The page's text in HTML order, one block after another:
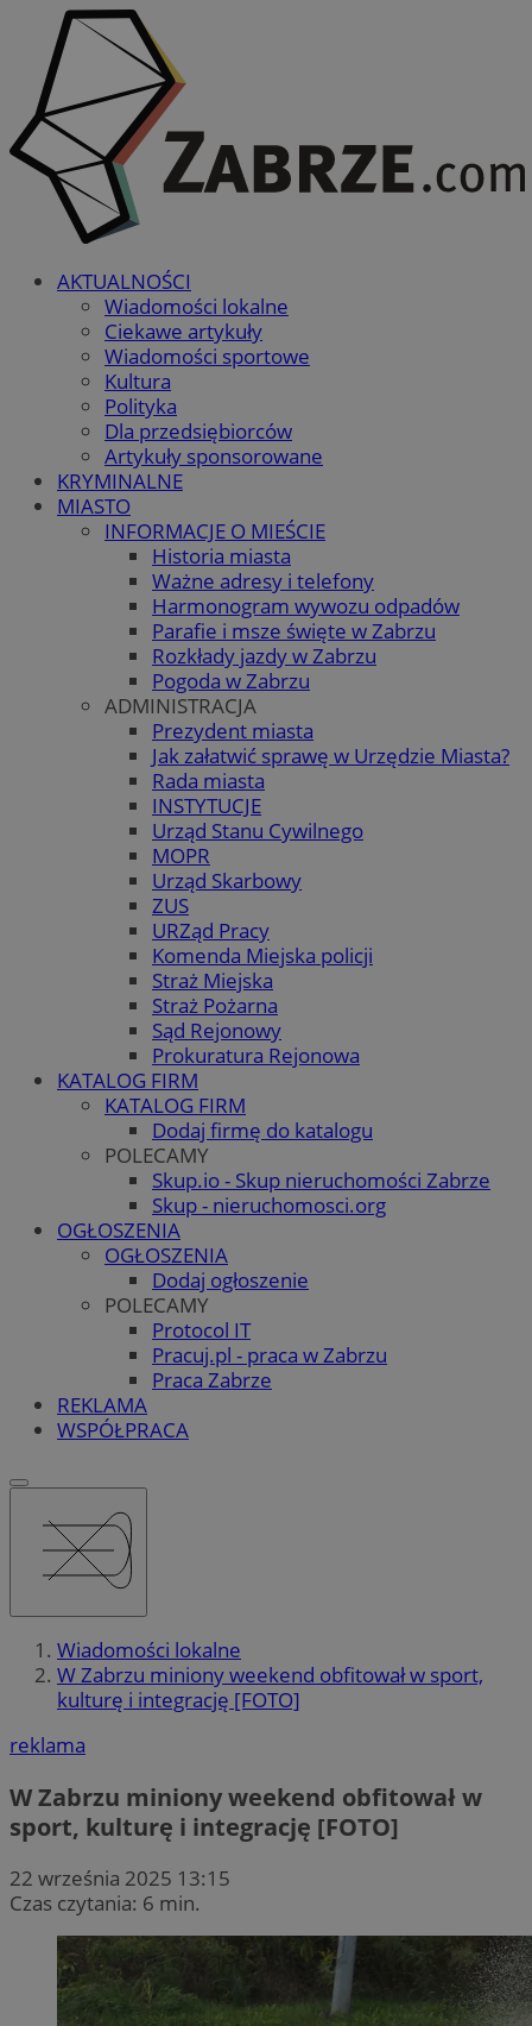
AKTUALNOŚCI
Wiadomości lokalne
Ciekawe artykuły
Wiadomości sportowe
Kultura
Polityka
Dla przedsiębiorców
Artykuły sponsorowane
KRYMINALNE
MIASTO
INFORMACJE O MIEŚCIE
Historia miasta
Ważne adresy i telefony
Harmonogram wywozu odpadów
Parafie i msze święte w Zabrzu
Rozkłady jazdy w Zabrzu
Pogoda w Zabrzu
ADMINISTRACJA
Prezydent miasta
Jak załatwić sprawę w Urzędzie Miasta?
Rada miasta
INSTYTUCJE
Urząd Stanu Cywilnego
MOPR
Urząd Skarbowy
ZUS
URZąd Pracy
Komenda Miejska policji
Straż Miejska
Straż Pożarna
Sąd Rejonowy
Prokuratura Rejonowa
KATALOG FIRM
KATALOG FIRM
Dodaj firmę do katalogu
POLECAMY
Skup.io - Skup nieruchomości Zabrze
Skup - nieruchomosci.org
OGŁOSZENIA
OGŁOSZENIA
Dodaj ogłoszenie
POLECAMY
Protocol IT
Pracuj.pl - praca w Zabrzu
Praca Zabrze
REKLAMA
WSPÓŁPRACA
Wiadomości lokalne
W Zabrzu miniony weekend obfitował w sport,
kulturę i integrację [FOTO]
reklama
W Zabrzu miniony weekend obfitował w
sport, kulturę i integrację [FOTO]
22 września 2025 13:15
Czas czytania: 6 min.